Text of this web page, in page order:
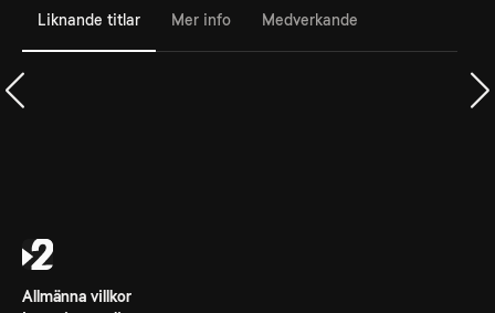
Liknande titlar Mer info Medverkande
Allmänna villkor